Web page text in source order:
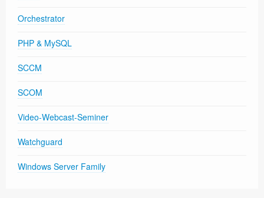
Orchestrator
PHP & MySQL
SCCM
SCOM
Video-Webcast-Seminer
Watchguard
Windows Server Family